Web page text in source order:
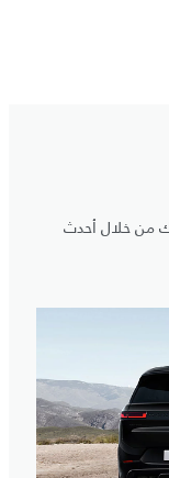
من خلال أحدث